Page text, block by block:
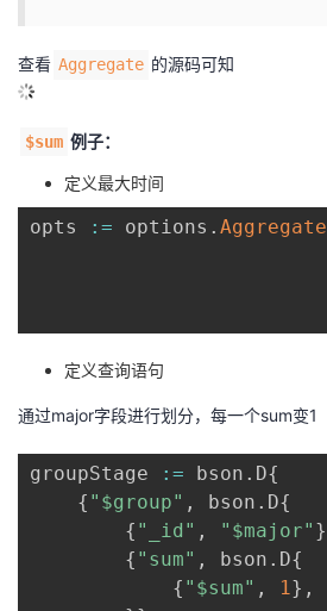
查看 Aggregate 的源码可知
$sum 例子：
定义最大时间
opts := options . Aggregate
定义查询语句
通过major字段进行划分，每一个sum变1
groupStage := bson . D{
{ "$group" , bson . D{
{ "_id" , "$major" }
{ "sum" , bson . D{
{ "$sum" , 1} ,